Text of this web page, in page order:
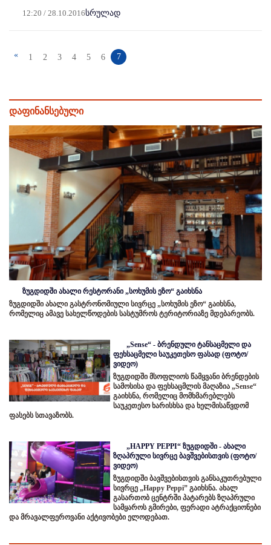
12:20 / 28.10.2016სრულად
« 1 2 3 4 5 6 7
დაფინანსებული
ზუგდიდში ახალი რესტორანი „სოხუმის ეზო“ გაიხსნა
ზუგდიდში ახალი გასტრონომიული სივრცე „სოხუმის ეზო“ გაიხსნა,
რომელიც ამავე სახელწოდების სასტუმროს ტერიტორიაზე მდებარეობს.
„Sense“ - ბრენდული ტანსაცმელი და
ფეხსაცმელი საუკეთესო ფასად (ფოტო/
ვიდეო)
ზუგდიდში მსოფლიოს წამყვანი ბრენდების
სამოსისა და ფეხსაცმლის მაღაზია „Sense“
გაიხსნა, რომელიც მომხმარებლებს
საუკეთესო ხარისხსა და ხელმისაწვდომ
ფასებს სთავაზობს.
„HAPPY PEPPI“ ზუგდიდში - ახალი
ზღაპრული სივრცე ბავშვებისთვის (ფოტო/
ვიდეო)
ზუგდიდში ბავშვებისთვის განსაკუთრებული
სივრცე „Happy Peppi” გაიხსნა. ახალ
გასართობ ცენტრში პატარებს ზღაპრული
სამყაროს გმირები, ფერადი ატრაქციონები
და მრავალფეროვანი აქტივობები ელოდებათ.